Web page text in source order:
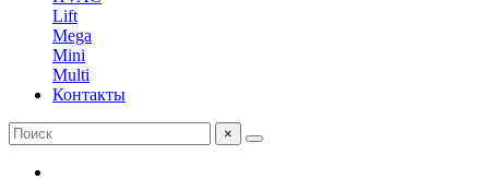
Lift
Mega
Mini
Multi
Контакты
×